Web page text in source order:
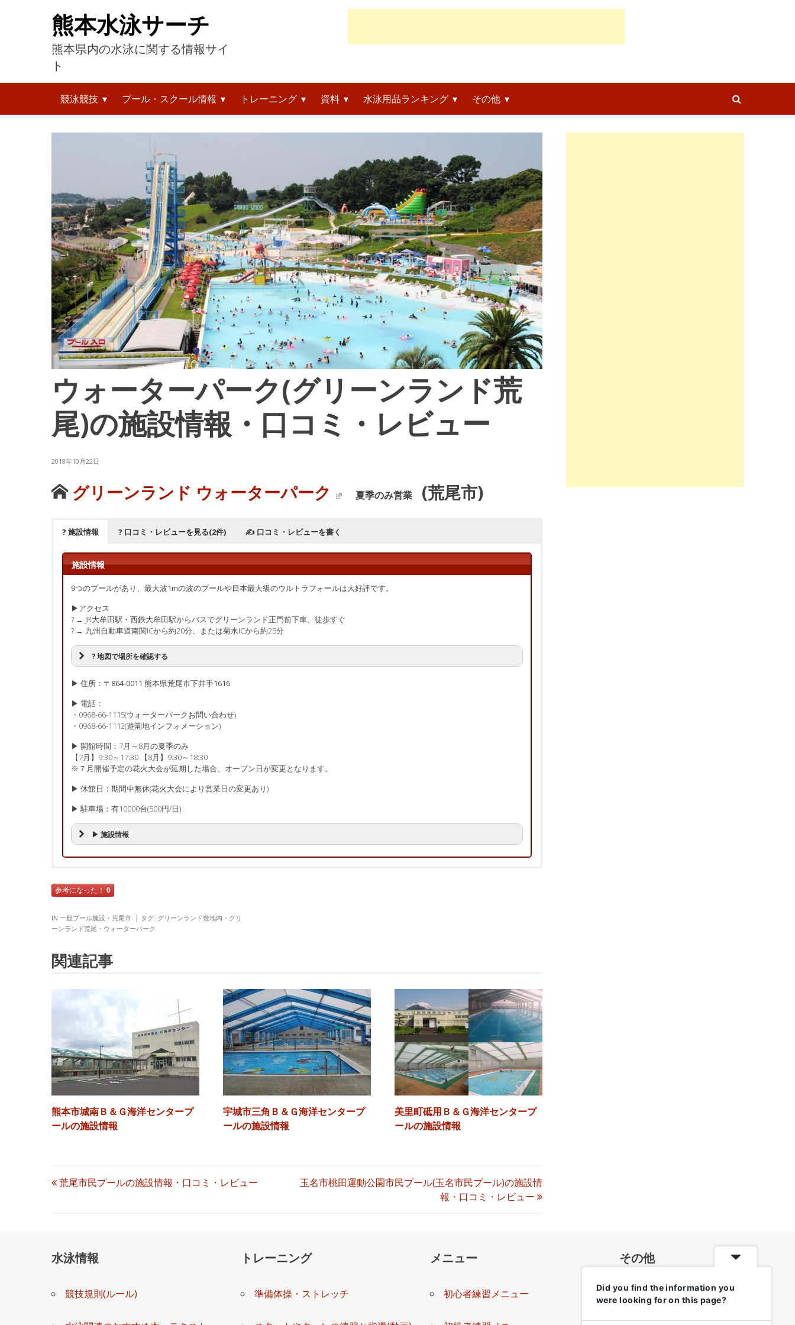
熊本水泳サーチ
熊本県内の水泳に関する情報サイ
ト
競泳競技 プール・スクール情報 トレーニング 資料 水泳用品ランキング その他
索:
ウォーターパーク(グリーンランド荒
尾)の施設情報・口コミ・レビュー
2018年10月22日
グリーンランド ウォーターパーク 夏季のみ営業 (荒尾市)
? 施設情報 ? 口コミ・レビューを見る(2件) ✍ 口コミ・レビューを書く
施設情報
9つのプールがあり、最大波1mの波のプールや日本最大級のウルトラフォールは大好評です。
▶アクセス
? → JR大牟田駅・西鉄大牟田駅からバスでグリーンランド正門前下車、徒歩すぐ
? → 九州自動車道南関ICから約20分、または菊水ICから約25分
? 地図で場所を確認する
▶ 住所：〒864-0011 熊本県荒尾市下井手1616
▶ 電話：
・0968-66-1115(ウォーターパークお問い合わせ)
・0968-66-1112(遊園地インフォメーション)
▶ 開館時間：7月～8月の夏季のみ
【7月】9:30～17:30 【8月】9:30～18:30
※７月開催予定の花火大会が延期した場合、オープン日が変更となります。
▶ 休館日：期間中無休(花火大会により営業日の変更あり)
▶ 駐車場：有10000台(500円/日)
▶ 施設情報
? 総合評価： ★★★★★
? 2017年8月投稿
イプの滑り台、など幼児から中学生まで楽しめるプールです。ロッカー代500円かかりますが、荷物を園内に持ち込めば問題ありませ
ん。プールサイドのテントにいつもおいてます。貴重品のみロッカーかなー。自身の判断で
▶監視員：★★★★★ ▶料 金：★★★★★ ▶設 備：★★★★★ ▶混 雑：★★★☆☆ ▶立 地：★★★★★
? 2017年8月投稿
夏休みの平日に行けば人が少なくゆったり！波が定期的に来るので子供が喜びます！
夏に遊園地からのプールからのまた遊園地といい思い出になりました！
子供にはたまらないと思います！
?参考になった0
▶監視員：★★★★★ ▶料 金：★★★★★ ▶設 備：★★★★★ ▶混 雑：★★★★★ ▶立 地：★★★★★
男性
必須各評価(5段階)
料 金 ▶
立 地 ▶
参考になった！ 0
IN 一般プール施設 ・ 荒尾市 タグ: グリーンランド敷地内 ・ グリ
ーンランド荒尾 ・ ウォーターパーク
関連記事
熊本市城南Ｂ＆Ｇ海洋センタープ
ールの施設情報
宇城市三角Ｂ＆Ｇ海洋センタープ
ールの施設情報
美里町砥用Ｂ＆Ｇ海洋センタープ
ールの施設情報
投
ビ
ゲ
荒尾市民プールの施設情報・口コミ・レビュー
玉名市桃田運動公園市民プール(玉名市民プール)の施設情
報・口コミ・レビュー
水泳情報
競技規則(ルール)
トレーニング
準備体操・ストレッチ
メニュー
初心者練習メニュー
その他
各地のお天気・防災情報
Did you find the information you
were looking for on this page?